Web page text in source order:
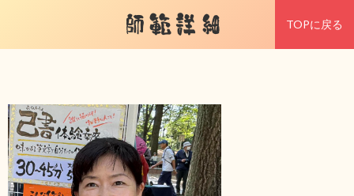
師範詳細 TOPに戻る